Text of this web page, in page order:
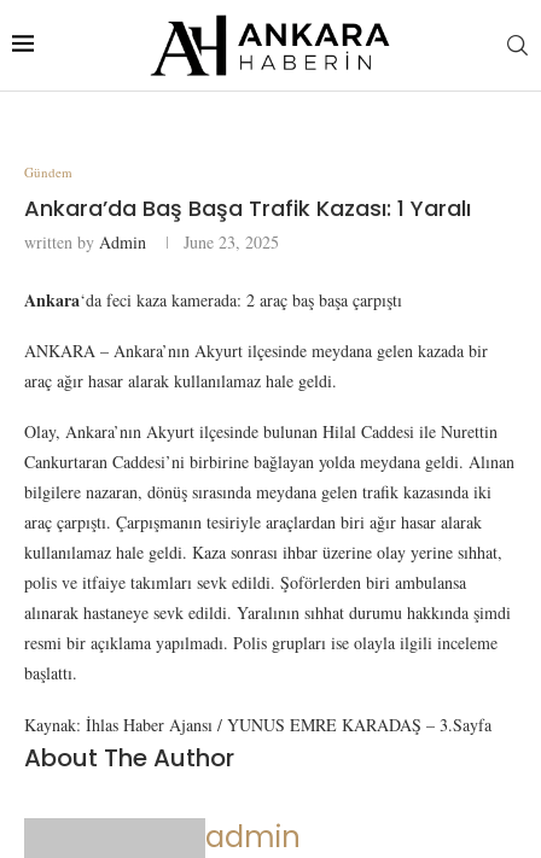
Gündem
Ankara’da Baş Başa Trafik Kazası: 1 Yaralı
written by Admin June 23, 2025
Ankara‘da feci kaza kamerada: 2 araç baş başa çarpıştı
ANKARA – Ankara’nın Akyurt ilçesinde meydana gelen kazada bir
araç ağır hasar alarak kullanılamaz hale geldi.
Olay, Ankara’nın Akyurt ilçesinde bulunan Hilal Caddesi ile Nurettin
Cankurtaran Caddesi’ni birbirine bağlayan yolda meydana geldi. Alınan
bilgilere nazaran, dönüş sırasında meydana gelen trafik kazasında iki
araç çarpıştı. Çarpışmanın tesiriyle araçlardan biri ağır hasar alarak
kullanılamaz hale geldi. Kaza sonrası ihbar üzerine olay yerine sıhhat,
polis ve itfaiye takımları sevk edildi. Şoförlerden biri ambulansa
alınarak hastaneye sevk edildi. Yaralının sıhhat durumu hakkında şimdi
resmi bir açıklama yapılmadı. Polis grupları ise olayla ilgili inceleme
başlattı.
Kaynak: İhlas Haber Ajansı / YUNUS EMRE KARADAŞ – 3.Sayfa
About The Author
admin